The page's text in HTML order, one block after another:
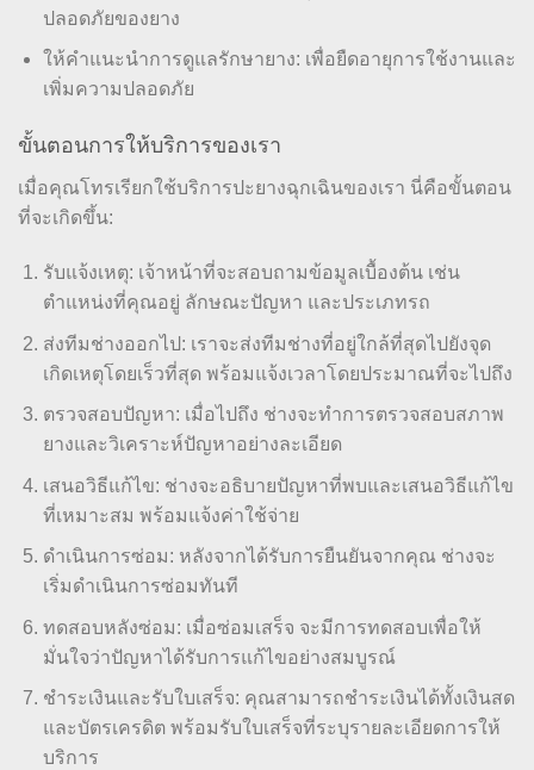
ปลอดภัยของยาง
ให้คำแนะนำการดูแลรักษายาง: เพื่อยืดอายุการใช้งานและ
เพิ่มความปลอดภัย
ขั้นตอนการให้บริการของเรา
เมื่อคุณโทรเรียกใช้บริการปะยางฉุกเฉินของเรา นี่คือขั้นตอน
ที่จะเกิดขึ้น:
รับแจ้งเหตุ: เจ้าหน้าที่จะสอบถามข้อมูลเบื้องต้น เช่น
ตำแหน่งที่คุณอยู่ ลักษณะปัญหา และประเภทรถ
ส่งทีมช่างออกไป: เราจะส่งทีมช่างที่อยู่ใกล้ที่สุดไปยังจุด
เกิดเหตุโดยเร็วที่สุด พร้อมแจ้งเวลาโดยประมาณที่จะไปถึง
ตรวจสอบปัญหา: เมื่อไปถึง ช่างจะทำการตรวจสอบสภาพ
ยางและวิเคราะห์ปัญหาอย่างละเอียด
เสนอวิธีแก้ไข: ช่างจะอธิบายปัญหาที่พบและเสนอวิธีแก้ไข
ที่เหมาะสม พร้อมแจ้งค่าใช้จ่าย
ดำเนินการซ่อม: หลังจากได้รับการยืนยันจากคุณ ช่างจะ
เริ่มดำเนินการซ่อมทันที
ทดสอบหลังซ่อม: เมื่อซ่อมเสร็จ จะมีการทดสอบเพื่อให้
มั่นใจว่าปัญหาได้รับการแก้ไขอย่างสมบูรณ์
ชำระเงินและรับใบเสร็จ: คุณสามารถชำระเงินได้ทั้งเงินสด
และบัตรเครดิต พร้อมรับใบเสร็จที่ระบุรายละเอียดการให้
บริการ